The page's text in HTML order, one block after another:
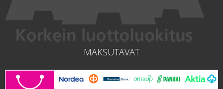
MAKSUTAVAT